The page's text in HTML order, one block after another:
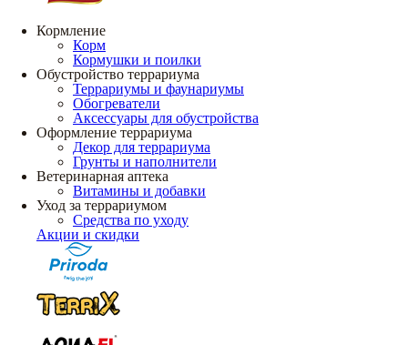
Кормление
Корм
Кормушки и поилки
Обустройство террариума
Террариумы и фаунариумы
Обогреватели
Аксессуары для обустройства
Оформление террариума
Декор для террариума
Грунты и наполнители
Ветеринарная аптека
Витамины и добавки
Уход за террариумом
Средства по уходу
Акции и скидки